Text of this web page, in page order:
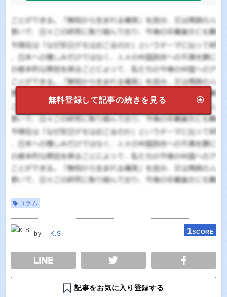
無料登録して記事の続きを見る
コラム
by K.S 1SCORE
TWEET
記事をお気に入り登録する